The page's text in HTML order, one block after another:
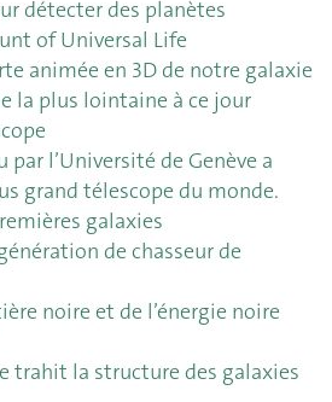
détecter des planètes
of Universal Life
animée en 3D de notre galaxie
la plus lointaine à ce jour
l’Université de Genève a
grand télescope du monde.
galaxies
de chasseur de
noire et de l’énergie noire
trahit la structure des galaxies